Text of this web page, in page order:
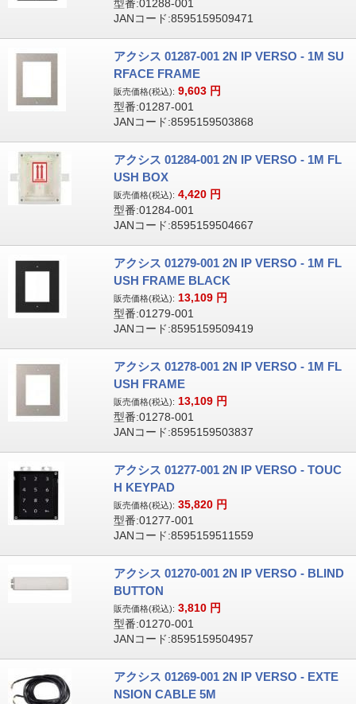
型番:01288-001
JANコード:8595159509471
アクシス 01287-001 2N IP VERSO - 1M SU
RFACE FRAME
販売価格(税込): 9,603 円
型番:01287-001
JANコード:8595159503868
アクシス 01284-001 2N IP VERSO - 1M FL
USH BOX
販売価格(税込): 4,420 円
型番:01284-001
JANコード:8595159504667
アクシス 01279-001 2N IP VERSO - 1M FL
USH FRAME BLACK
販売価格(税込): 13,109 円
型番:01279-001
JANコード:8595159509419
アクシス 01278-001 2N IP VERSO - 1M FL
USH FRAME
販売価格(税込): 13,109 円
型番:01278-001
JANコード:8595159503837
アクシス 01277-001 2N IP VERSO - TOUC
H KEYPAD
販売価格(税込): 35,820 円
型番:01277-001
JANコード:8595159511559
アクシス 01270-001 2N IP VERSO - BLIND
BUTTON
販売価格(税込): 3,810 円
型番:01270-001
JANコード:8595159504957
アクシス 01269-001 2N IP VERSO - EXTE
NSION CABLE 5M